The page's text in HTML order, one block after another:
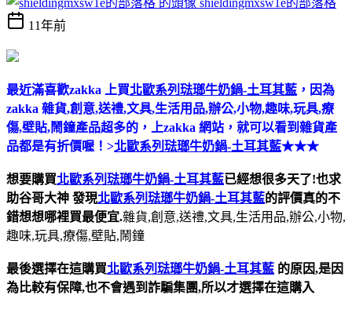
11年前
最近滿喜歡zakka 上買北歐系列琺瑯牛奶鍋-土耳其藍 ，因為
zakka 雜貨,創意,送禮,文具,生活用品,辦公,小物,趣味,玩具,療
傷,壁貼,鬧鐘產品超多的，上zakka 網站，就可以看到雜貨產
品都是有折價喔！>北歐系列琺瑯牛奶鍋-土耳其藍★★★
想要購買北歐系列琺瑯牛奶鍋-土耳其藍已經想很多天了!也求
助谷哥大神 發現北歐系列琺瑯牛奶鍋-土耳其藍的評價真的不
錯想想哪裡買最便宜.雜貨,創意,送禮,文具,生活用品,辦公,小物,
趣味,玩具,療傷,壁貼,鬧鐘
最後選擇在這購買北歐系列琺瑯牛奶鍋-土耳其藍 的原因,是因
為比較有保障,也不會遇到詐騙集團,所以才選擇在這購入